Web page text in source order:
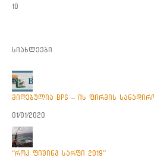
10
სიახლეები
მიღებულია BPS – ის ფირმის
01/01/2020
“როკ ფიშინგ სარფი 2019”